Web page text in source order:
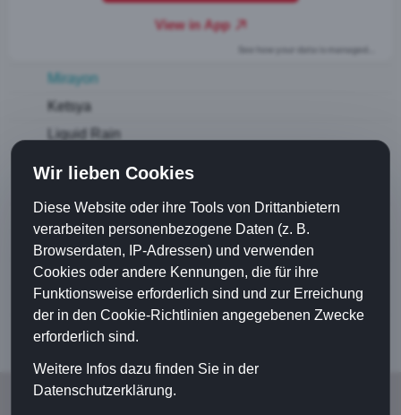
Mirayon
Ketsya
Liquid Rain
Hochzeit Songs
Dario Colombo
Cyril Stoller
Diverses
Wir lieben Cookies
Diese Website oder ihre Tools von Drittanbietern
verarbeiten personenbezogene Daten (z. B.
Browserdaten, IP-Adressen) und verwenden
Cookies oder andere Kennungen, die für ihre
Funktionsweise erforderlich sind und zur Erreichung
der in den Cookie-Richtlinien angegebenen Zwecke
erforderlich sind.
Weitere Infos dazu finden Sie in der
Datenschutzerklärung.